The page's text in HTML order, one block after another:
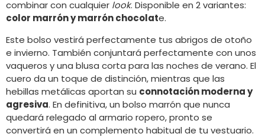
combinar con cualquier look. Disponible en 2 variantes:
color marrón y marrón chocolate.
Este bolso vestirá perfectamente tus abrigos de otoño
e invierno. También conjuntará perfectamente con unos
vaqueros y una blusa corta para las noches de verano. El
cuero da un toque de distinción, mientras que las
hebillas metálicas aportan su connotación moderna y
agresiva. En definitiva, un bolso marrón que nunca
quedará relegado al armario ropero, pronto se
convertirá en un complemento habitual de tu vestuario.